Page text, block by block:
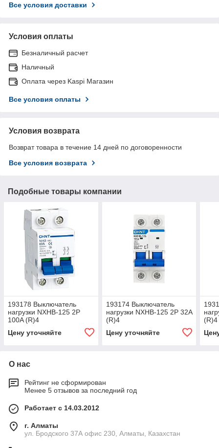
Все условия доставки
Условия оплаты
Безналичный расчет
Наличный
Оплата через Kaspi Магазин
Все условия оплаты
Условия возврата
Возврат товара в течение 14 дней по договоренности
Все условия возврата
Подобные товары компании
193178 Выключатель
нагрузки NXHB-125 2P
100A (R)4
Цену уточняйте
193174 Выключатель
нагрузки NXHB-125 2P 32A
(R)4
Цену уточняйте
(R)4
О нас
Рейтинг не сформирован
Менее 5 отзывов за последний год
Работает с 14.03.2012
г. Алматы
ул. Бродского 37А офис 230, Алматы, Казахстан